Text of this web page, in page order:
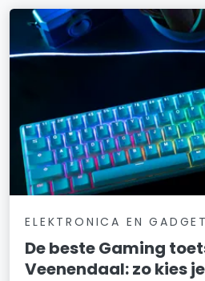
ELEKTRONICA EN
De beste Gaming
Veenendaal: zo kies